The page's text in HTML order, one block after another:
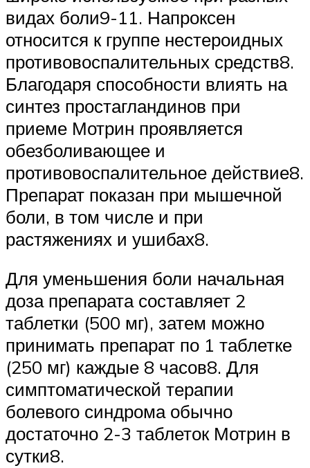
видах боли9-11. Напроксен
относится к группе нестероидных
противовоспалительных средств8.
Благодаря способности влиять на
синтез простагландинов при
приеме Мотрин проявляется
обезболивающее и
противовоспалительное действие8.
Препарат показан при мышечной
боли, в том числе и при
растяжениях и ушибах8.
Для уменьшения боли начальная
доза препарата составляет 2
таблетки (500 мг), затем можно
принимать препарат по 1 таблетке
(250 мг) каждые 8 часов8. Для
симптоматической терапии
болевого синдрома обычно
достаточно 2-3 таблеток Мотрин в
сутки8.